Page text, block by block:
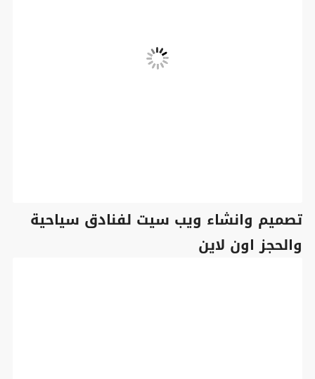
تصميم وانشاء ويب سيت لفنادق سياحية
والحجز اون لاين